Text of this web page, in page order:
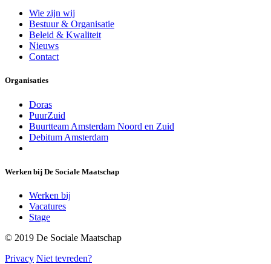
Wie zijn wij
Bestuur & Organisatie
Beleid & Kwaliteit
Nieuws
Contact
Organisaties
Doras
PuurZuid
Buurtteam Amsterdam Noord en Zuid
Debitum Amsterdam
Werken bij De Sociale Maatschap
Werken bij
Vacatures
Stage
© 2019 De Sociale Maatschap
Privacy Niet tevreden?